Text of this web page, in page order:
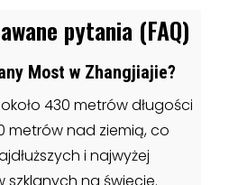
pytania (FAQ)
Most w Zhangjiajie?
430 metrów długości
metrów nad ziemią, co
i najwyżej